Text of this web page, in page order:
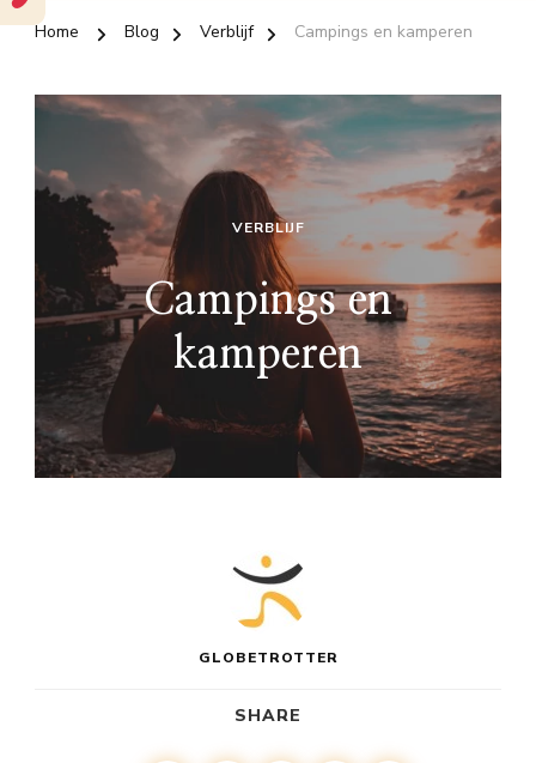
Home Blog Verblijf Campings en kamperen
VERBLIJF
Campings en
kamperen
GLOBETROTTER
SHARE